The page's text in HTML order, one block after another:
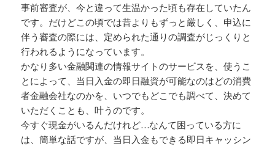
事前審査が、今と違って生温かった頃も存在していたん
です。だけどこの頃では昔よりもずっと厳しく、申込に
伴う審査の際には、定められた通りの調査がじっくりと
行われるようになっています。
かなり多い金融関連の情報サイトのサービスを、使うこ
とによって、当日入金の即日融資が可能なのはどの消費
者金融会社なのかを、いつでもどこでも調べて、決めて
いただくことも、叶うのです。
今すぐ現金がいるんだけれど…なんて困っている方に
は、簡単な話ですが、当日入金もできる即日キャッシン